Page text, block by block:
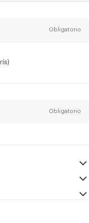
Obligatorio
servicios y
Obligatorio